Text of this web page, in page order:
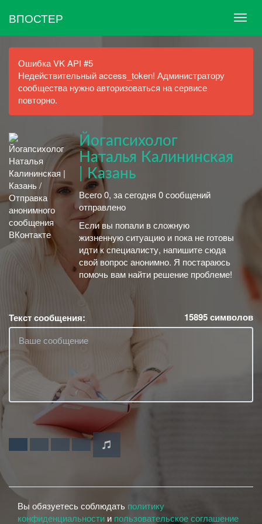
ВПОСТЕР
Ошибка VK API #5
Недействительный access_token! Администратору
сообщества нужно авторизоваться на сервисе
повторно.
Йогапсихолог
Наталья Калининская
| Казань
Всего 0, за сегодня 0 сообщений
отправлено
Если вы попали в сложную
жизненную ситуацию и пока не готовы
идти к специалисту, напишите сюда
свой вопрос анонимно. Я постараюсь
помочь вам найти решение проблеме!
Текст сообщения: 15895символов
Вы обязуетесь соблюдать политику
конфиденциальности и пользовательское соглашение